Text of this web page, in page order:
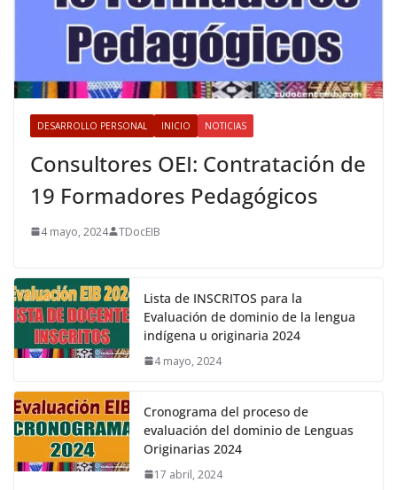
DESARROLLO PERSONAL INICIO NOTICIAS
Consultores OEI: Contratación de
19 Formadores Pedagógicos
4 mayo, 2024 TDocEIB
Lista de INSCRITOS para la
Evaluación de dominio de la lengua
indígena u originaria 2024
4 mayo, 2024
Cronograma del proceso de
evaluación del dominio de Lenguas
Originarias 2024
17 abril, 2024